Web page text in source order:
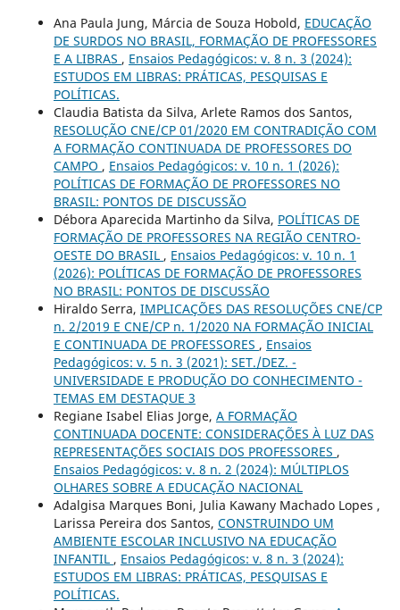
Ana Paula Jung, Márcia de Souza Hobold, EDUCAÇÃO
DE SURDOS NO BRASIL, FORMAÇÃO DE PROFESSORES
E A LIBRAS , Ensaios Pedagógicos: v. 8 n. 3 (2024):
ESTUDOS EM LIBRAS: PRÁTICAS, PESQUISAS E
POLÍTICAS.
Claudia Batista da Silva, Arlete Ramos dos Santos,
RESOLUÇÃO CNE/CP 01/2020 EM CONTRADIÇÃO COM
A FORMAÇÃO CONTINUADA DE PROFESSORES DO
CAMPO , Ensaios Pedagógicos: v. 10 n. 1 (2026):
POLÍTICAS DE FORMAÇÃO DE PROFESSORES NO
BRASIL: PONTOS DE DISCUSSÃO
Débora Aparecida Martinho da Silva, POLÍTICAS DE
FORMAÇÃO DE PROFESSORES NA REGIÃO CENTRO-
OESTE DO BRASIL , Ensaios Pedagógicos: v. 10 n. 1
(2026): POLÍTICAS DE FORMAÇÃO DE PROFESSORES
NO BRASIL: PONTOS DE DISCUSSÃO
Hiraldo Serra, IMPLICAÇÕES DAS RESOLUÇÕES CNE/CP
n. 2/2019 E CNE/CP n. 1/2020 NA FORMAÇÃO INICIAL
E CONTINUADA DE PROFESSORES , Ensaios
Pedagógicos: v. 5 n. 3 (2021): SET./DEZ. -
UNIVERSIDADE E PRODUÇÃO DO CONHECIMENTO -
TEMAS EM DESTAQUE 3
Regiane Isabel Elias Jorge, A FORMAÇÃO
CONTINUADA DOCENTE: CONSIDERAÇÕES À LUZ DAS
REPRESENTAÇÕES SOCIAIS DOS PROFESSORES ,
Ensaios Pedagógicos: v. 8 n. 2 (2024): MÚLTIPLOS
OLHARES SOBRE A EDUCAÇÃO NACIONAL
Adalgisa Marques Boni, Julia Kawany Machado Lopes ,
Larissa Pereira dos Santos, CONSTRUINDO UM
AMBIENTE ESCOLAR INCLUSIVO NA EDUCAÇÃO
INFANTIL , Ensaios Pedagógicos: v. 8 n. 3 (2024):
ESTUDOS EM LIBRAS: PRÁTICAS, PESQUISAS E
POLÍTICAS.